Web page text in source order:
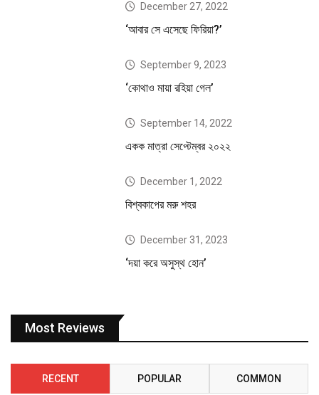
December 27, 2022
‘আবার সে এসেছে ফিরিয়া?’
September 9, 2023
‘কোথাও মায়া রহিয়া গেল’
September 14, 2022
একক মাত্রা সেপ্টেম্বর ২০২২
December 1, 2022
বিশ্বকাপের মরু শহর
December 31, 2023
‘দয়া করে অসুস্থ হোন’
Most Reviews
RECENT POPULAR COMMON